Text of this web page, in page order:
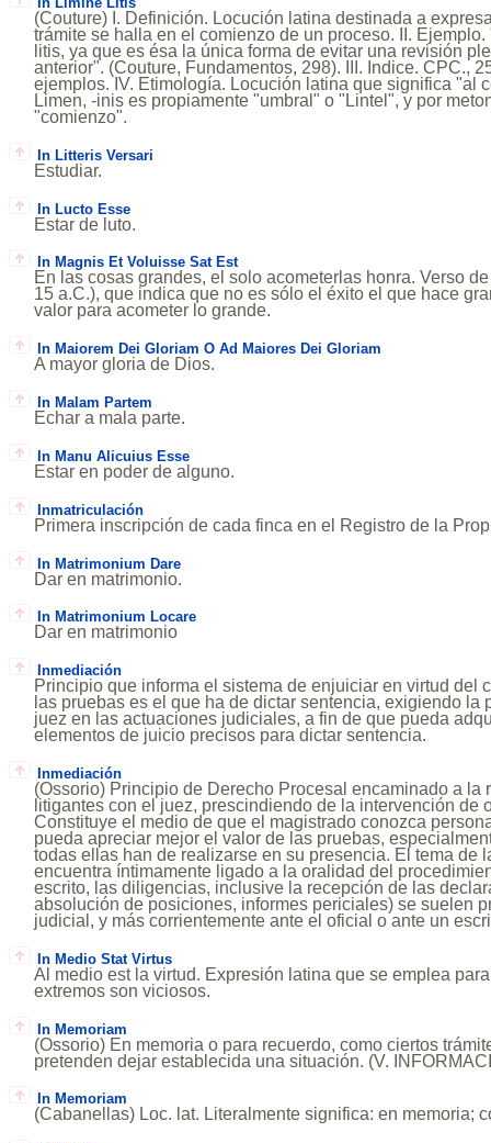
(Couture) I. Definición. Locución latina destinada a
trámite se halla en el comienzo de un proceso. II.
litis, ya que es ésa la única forma de evitar una revisión
anterior". (Couture, Fundamentos, 298). III. Indice. CPC.,
ejemplos. IV. Etimología. Locución latina que significa "al
Limen, -inis es propiamente "umbral" o "Lintel", y por
"comienzo".
In Litteris Versari
Estudiar.
In Lucto Esse
Estar de luto.
In Magnis Et Voluisse Sat Est
En las cosas grandes, el solo acometerlas honra. Verso
15 a.C.), que indica que no es sólo el éxito el que hace
valor para acometer lo grande.
In Maiorem Dei Gloriam O Ad Maiores Dei Gloriam
A mayor gloria de Dios.
In Malam Partem
Echar a mala parte.
In Manu Alicuius Esse
Estar en poder de alguno.
Inmatriculación
Primera inscripción de cada finca en el Registro de la
In Matrimonium Dare
Dar en matrimonio.
In Matrimonium Locare
Dar en matrimonio
Inmediación
Principio que informa el sistema de enjuiciar en virtud del
las pruebas es el que ha de dictar sentencia, exigiendo la
juez en las actuaciones judiciales, a fin de que pueda
elementos de juicio precisos para dictar sentencia.
Inmediación
(Ossorio) Principio de Derecho Procesal encaminado a la
litigantes con el juez, prescindiendo de la intervención de
Constituye el medio de que el magistrado conozca
pueda apreciar mejor el valor de las pruebas,
todas ellas han de realizarse en su presencia. El tema de
encuentra íntimamente ligado a la oralidad del
escrito, las diligencias, inclusive la recepción de las
absolución de posiciones, informes periciales) se suelen
judicial, y más corrientemente ante el oficial o ante un
In Medio Stat Virtus
Al medio est la virtud. Expresión latina que se emplea
extremos son viciosos.
In Memoriam
(Ossorio) En memoria o para recuerdo, como ciertos
pretenden dejar establecida una situación. (V.
In Memoriam
(Cabanellas) Loc. lat. Literalmente significa: en memoria;